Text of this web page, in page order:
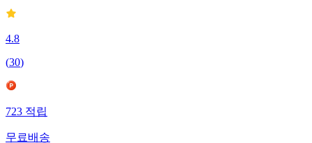
4.8
(30)
723적립